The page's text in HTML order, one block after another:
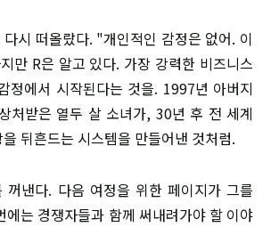
시 떠올랐다. "개인적인 감정은 없어. 이
만 R은 알고 있다. 가장 강력한 비즈니스
정에서 시작된다는 것을. 1997년 아버지
처받은 열두 살 소녀가, 30년 후 전 세계
뒤흔드는 시스템을 만들어낸 것처럼.
꺼낸다. 다음 여정을 위한 페이지가 그를
에는 경쟁자들과 함께 써내려가야 할 이야